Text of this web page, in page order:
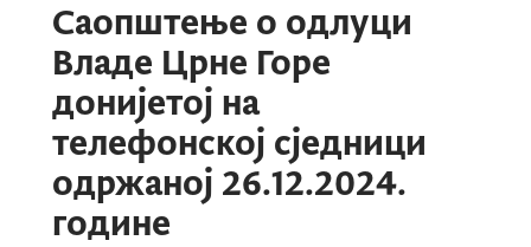
Саопштење о одлуци
Владе Црне Горе
донијетој на
телефонској сједници
одржаној 26.12.2024.
године